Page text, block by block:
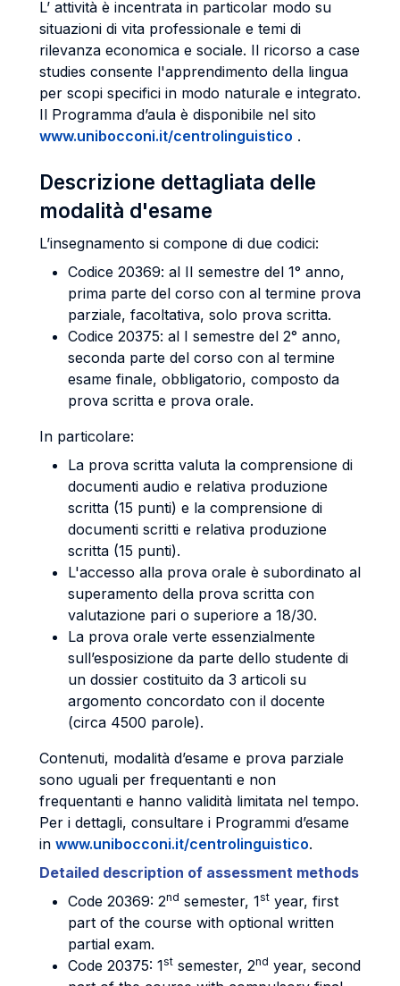
L’ attività è incentrata in particolar modo su
situazioni di vita professionale e temi di
rilevanza economica e sociale. Il ricorso a case
studies consente l'apprendimento della lingua
per scopi specifici in modo naturale e integrato.
Il Programma d’aula è disponibile nel sito
www.unibocconi.it/centrolinguistico .
Descrizione dettagliata delle
modalità d'esame
L’insegnamento si compone di due codici:
Codice 20369: al II semestre del 1° anno,
prima parte del corso con al termine prova
parziale, facoltativa, solo prova scritta.
Codice 20375: al I semestre del 2° anno,
seconda parte del corso con al termine
esame finale, obbligatorio, composto da
prova scritta e prova orale.
In particolare:
La prova scritta valuta la comprensione di
documenti audio e relativa produzione
scritta (15 punti) e la comprensione di
documenti scritti e relativa produzione
scritta (15 punti).
L'accesso alla prova orale è subordinato al
superamento della prova scritta con
valutazione pari o superiore a 18/30.
La prova orale verte essenzialmente
sull’esposizione da parte dello studente di
un dossier costituito da 3 articoli su
argomento concordato con il docente
(circa 4500 parole).
Contenuti, modalità d’esame e prova parziale
sono uguali per frequentanti e non
frequentanti e hanno validità limitata nel tempo.
Per i dettagli, consultare i Programmi d’esame
in www.unibocconi.it/centrolinguistico.
Detailed description of assessment methods
Code 20369: 2nd semester, 1st year, first
part of the course with optional written
partial exam.
Code 20375: 1st semester, 2nd year, second